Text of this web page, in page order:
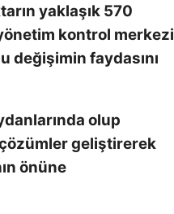
yaklaşık 570
kontrol merkezi
değişimin faydasını
olup
geliştirerek
önüne